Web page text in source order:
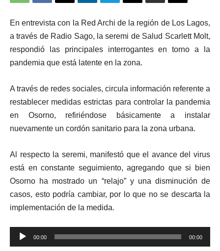
En entrevista con la Red Archi de la región de Los Lagos,
a través de Radio Sago, la seremi de Salud Scarlett Molt,
respondió las principales interrogantes en torno a la
pandemia que está latente en la zona.
A través de redes sociales, circula información referente a
restablecer medidas estrictas para controlar la pandemia
en Osorno, refiriéndose básicamente a instalar
nuevamente un cordón sanitario para la zona urbana.
Al respecto la seremi, manifestó que el avance del virus
está en constante seguimiento, agregando que si bien
Osorno ha mostrado un “relajo” y una disminución de
casos, esto podría cambiar, por lo que no se descarta la
implementación de la medida.
Reproductor
de
00:00 00:00